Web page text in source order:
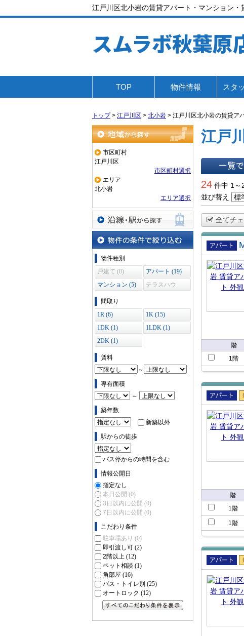
江戸川区北小岩の賃貸アパート・マンション
スムラボ秋葉原
TOP 物件情報 スタ
トップ> 江戸川区 > 北小岩 > 江戸川区北小岩の賃貸ア
地域から探す
市区町村
江戸川区
市区町村選択
エリア
北小岩
エリア選択
沿線・駅から探す
物件の条件で絞り込む
物件種別
戸建て (0)
アパート (19)
マンション (5)
テラスハウ
間取り
1R (6)
1K (15)
1DK (1)
1LDK (1)
2DK (1)
賃料
～
専有面積
～
築年数
新築以外
駅からの徒歩
バス停からの時間を含む
情報公開日
指定なし
本日公開 (0)
3日以内に公開 (0)
7日以内に公開 (0)
こだわり条件
駐車場あり (0)
即引渡し可 (2)
2階以上 (12)
ペット相談 (1)
角部屋 (16)
バス・トイレ別 (25)
オートロック (12)
江戸
24 件中 1～
並び替え
全てチ
賃貸アパ
ート
階
1階
賃貸アパ
ート
階
1階
1階
賃貸アパ
ート